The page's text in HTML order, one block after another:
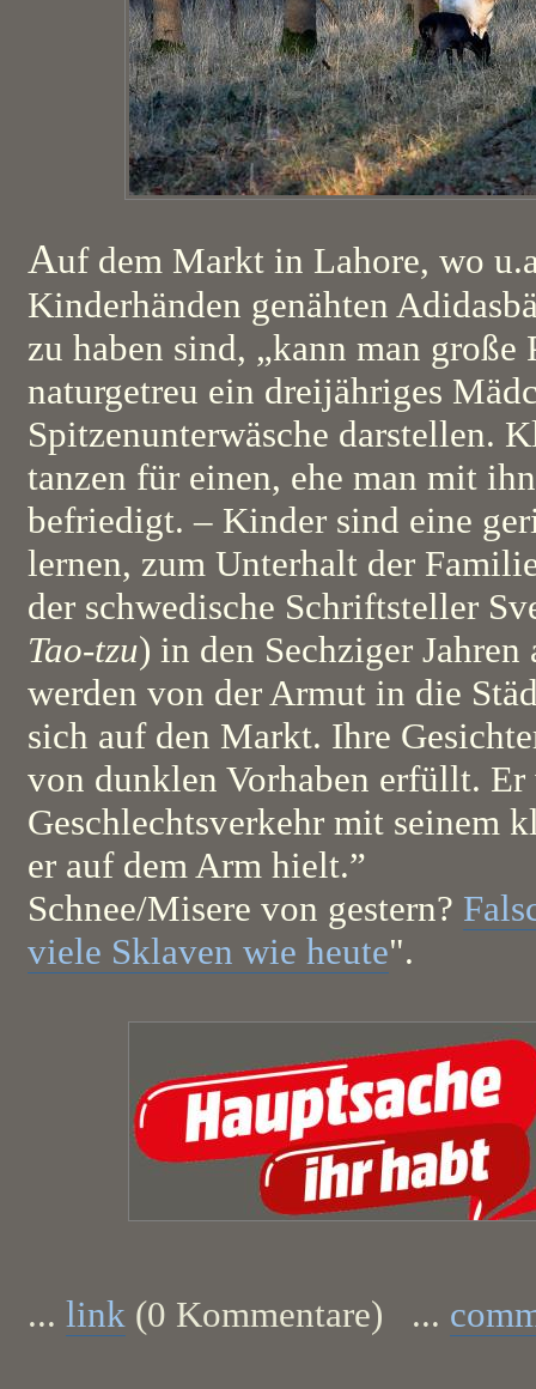
Auf dem Markt in Lahore, wo
Kinderhänden genähten
zu haben sind, „kann man große
naturgetreu ein dreijähriges
Spitzenunterwäsche darstellen.
tanzen für einen, ehe man mit
befriedigt. – Kinder sind eine
lernen, zum Unterhalt der
der schwedische Schriftsteller
Tao-tzu) in den Sechziger
werden von der Armut in die
sich auf den Markt. Ihre
von dunklen Vorhaben erfüllt.
Geschlechtsverkehr mit seinem
er auf dem Arm hielt.”
Schnee/Misere von gestern?
viele Sklaven wie heute".
... link (0 Kommentare) ...